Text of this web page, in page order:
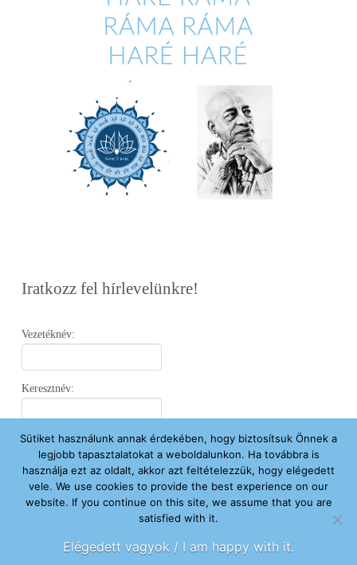
Iratkozz fel hírlevelünkre!
Vezetéknév:
Keresztnév:
Email:
Elfogadom az Adatvédelmi Nyilatkozatot.
Sütiket használunk annak érdekében, hogy biztosítsuk Önnek a
legjobb tapasztalatokat a weboldalunkon. Ha továbbra is
használja ezt az oldalt, akkor azt feltételezzük, hogy elégedett
vele. We use cookies to provide the best experience on our
website. If you continue on this site, we assume that you are
satisfied with it.
Elégedett vagyok / I am happy with it.